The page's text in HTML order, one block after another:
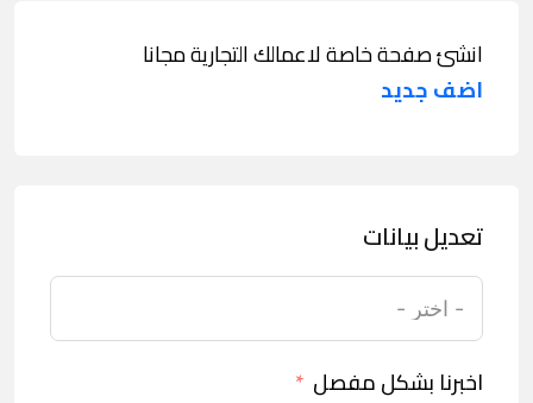
انشئ صفحة خاصة لاعمالك التجارية مجانا
اضف جديد
تعديل بيانات
اخبرنا بشكل مفصل